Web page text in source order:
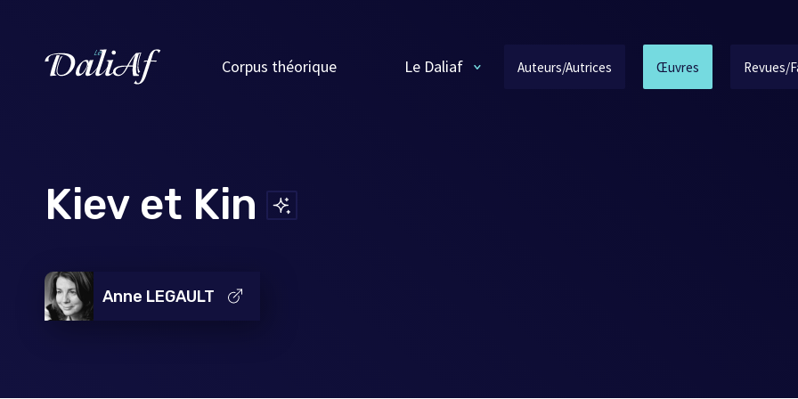
Corpus théorique Le Daliaf Auteurs/Autrices Œuvres Revues/
Kiev et Kin
Anne LEGAULT